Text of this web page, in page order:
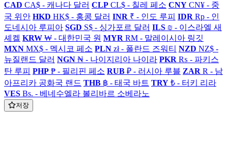
CAD CA$ - 캐나다 달러 CLP CL$ - 칠레 페소 CNY CN¥ - 중
국 위안 HKD HK$ - 홍콩 달러 INR ₹ - 인도 루피 IDR Rp - 인
도네시아 루피아 SGD S$ - 싱가포르 달러 ILS ₪ - 이스라엘 새
셰켈 KRW ₩ - 대한민국 원 MYR RM - 말레이시아 링깃
MXN MX$ - 멕시코 페소 PLN zł - 폴란드 즈워티 NZD NZ$ -
뉴질랜드 달러 NGN ₦ - 나이지리아 나이라 PKR ₨ - 파키스
탄 루피 PHP ₱ - 필리핀 페소 RUB ₽ - 러시아 루블 ZAR R - 남
아프리카 공화국 랜드 THB ฿ - 태국 바트 TRY ₺ - 터키 리라
VES Bs. - 베네수엘라 볼리바르 소베라노
저장